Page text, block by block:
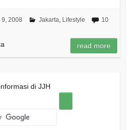
9, 2008 Jakarta Lifestyle
10
read more
di JJH